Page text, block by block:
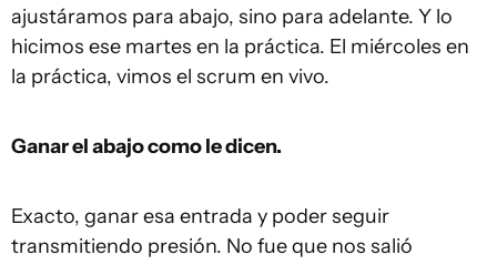
ajustáramos para abajo, sino para adelante. Y lo
hicimos ese martes en la práctica. El miércoles en
la práctica, vimos el scrum en vivo.
Ganar el abajo como le dicen.
Exacto, ganar esa entrada y poder seguir
transmitiendo presión. No fue que nos salió